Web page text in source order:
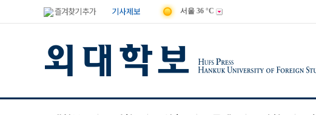
즐겨찾기 추가 기사제보 서울 36 °C